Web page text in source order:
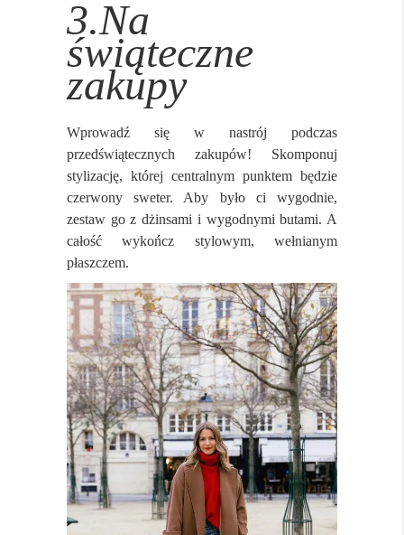
3.Na
świąteczne
zakupy
Wprowadź się w nastrój podczas
przedświątecznych zakupów! Skomponuj
stylizację, której centralnym punktem będzie
czerwony sweter. Aby było ci wygodnie,
zestaw go z dżinsami i wygodnymi butami. A
całość wykończ stylowym, wełnianym
płaszczem.